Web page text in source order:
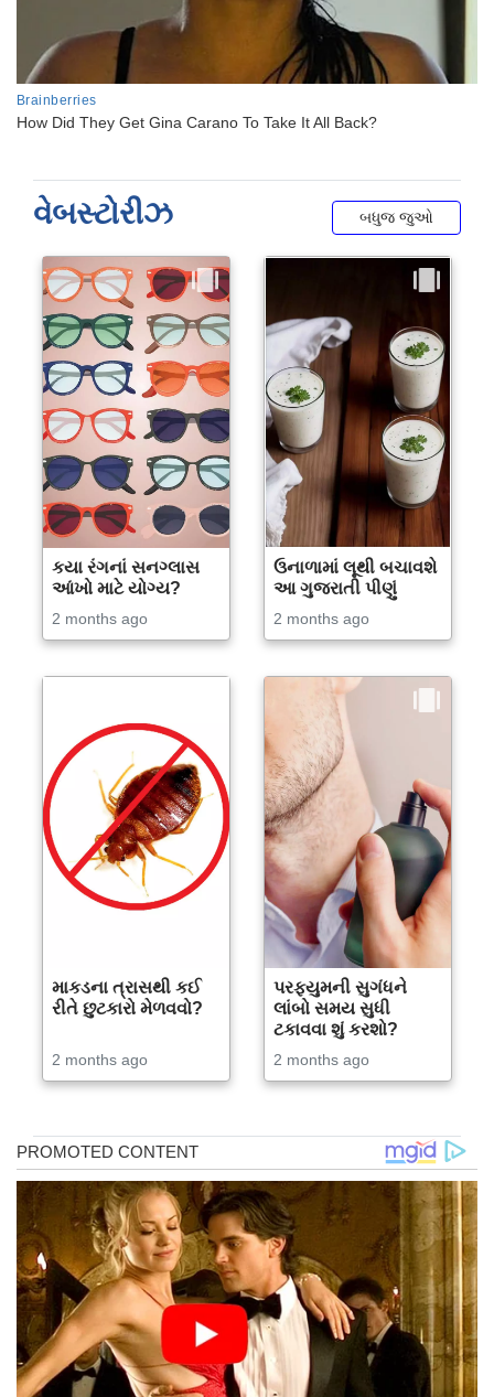
વેબસ્ટોરીઝ બધુજ જુઓ
કયા રંગનાં સનગ્લાસ
આંખો માટે યોગ્ય?
2 months ago
ઉનાળામાં લૂથી બચાવશે
આ ગુજરાતી પીણું
2 months ago
માકડના ત્રાસથી કઈ
રીતે છુટકારો મેળવવો?
2 months ago
પરફ્યુમની સુગંધને
લાંબો સમય સુધી
ટકાવવા શું કરશો?
2 months ago